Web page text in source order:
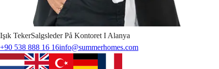
Işık TekerSalgsleder På Kontoret I Alanya
+90 538 888 16 16info@summerhomes.com